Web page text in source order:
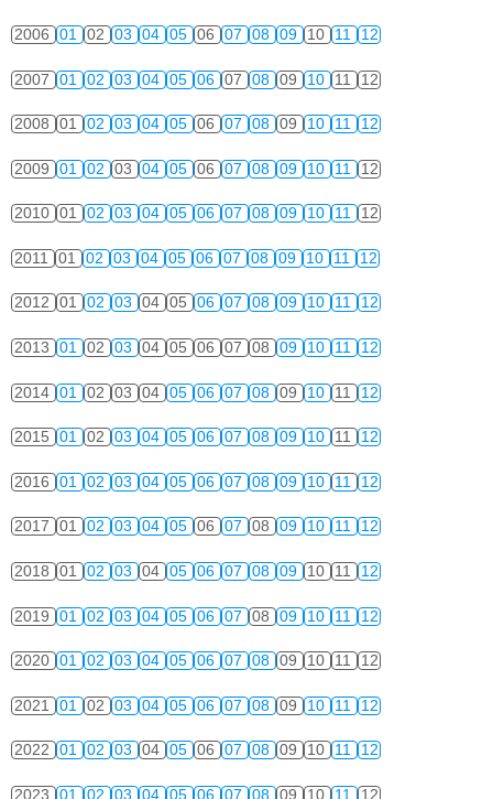
2006 01 02 03 04 05 06 07 08 09 10 11 12
2007 01 02 03 04 05 06 07 08 09 10 11 12
2008 01 02 03 04 05 06 07 08 09 10 11 12
2009 01 02 03 04 05 06 07 08 09 10 11 12
2010 01 02 03 04 05 06 07 08 09 10 11 12
2011 01 02 03 04 05 06 07 08 09 10 11 12
2012 01 02 03 04 05 06 07 08 09 10 11 12
2013 01 02 03 04 05 06 07 08 09 10 11 12
2014 01 02 03 04 05 06 07 08 09 10 11 12
2015 01 02 03 04 05 06 07 08 09 10 11 12
2016 01 02 03 04 05 06 07 08 09 10 11 12
2017 01 02 03 04 05 06 07 08 09 10 11 12
2018 01 02 03 04 05 06 07 08 09 10 11 12
2019 01 02 03 04 05 06 07 08 09 10 11 12
2020 01 02 03 04 05 06 07 08 09 10 11 12
2021 01 02 03 04 05 06 07 08 09 10 11 12
2022 01 02 03 04 05 06 07 08 09 10 11 12
2023 01 02 03 04 05 06 07 08 09 10 11 12